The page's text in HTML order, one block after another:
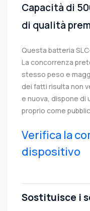
Capacità di
di qualità
Questa batteria
La concorrenza
stesso peso e
dei fatti risulta non
e nuova, dispone di
proprio come
Verifica la
dispositivo
Sostituisce i